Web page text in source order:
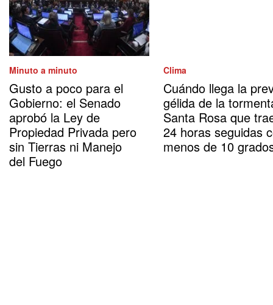
Minuto a minuto
Gusto a poco para el
Gobierno: el Senado
aprobó la Ley de
Propiedad Privada pero
sin Tierras ni Manejo
del Fuego
Clima
Cuándo llega la
gélida de la
Santa Rosa que
24 horas seguidas
menos de 10